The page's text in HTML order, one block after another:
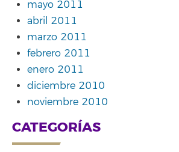
mayo 2011
abril 2011
marzo 2011
febrero 2011
enero 2011
diciembre 2010
noviembre 2010
CATEGORÍAS